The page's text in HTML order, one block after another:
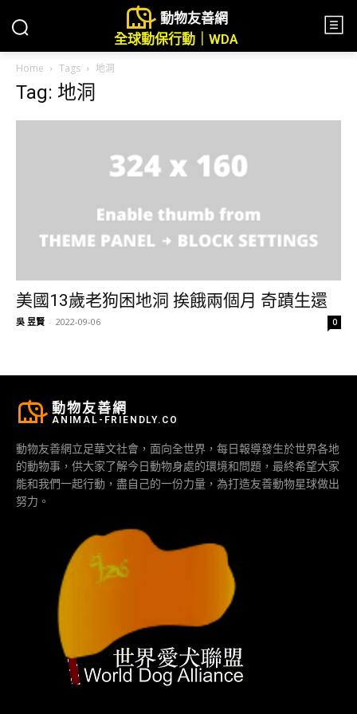
動物友善網
全球動保行動｜WDA
Home Tags 地洞
Tag: 地洞
美國13歲老狗困地洞 挨餓兩個月 奇蹟生還
吳 昱賢 - 2022-09-06 0
動物友善網
ANIMAL-FRIENDLY.CO
動物友善網立足華文社會，面向全世界，每日報導發生於世界各地
的動物事，供大家了解今日動物身處的環境和問題，最終希望大家
能和我們一起行動，盡自己的一份力量，為打造友善動物星球做出
努力。